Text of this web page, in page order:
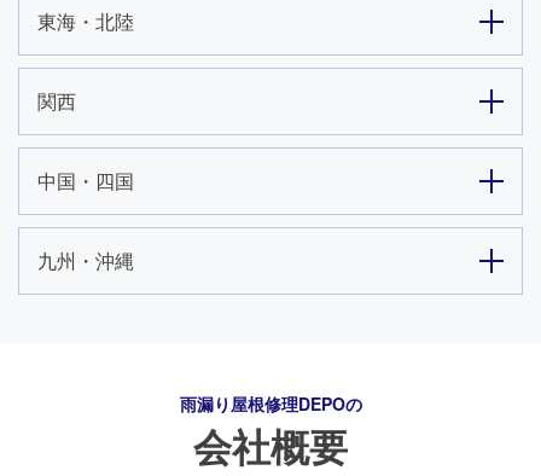
東海・北陸
関西
中国・四国
九州・沖縄
雨漏り屋根修理DEPOの
会社概要